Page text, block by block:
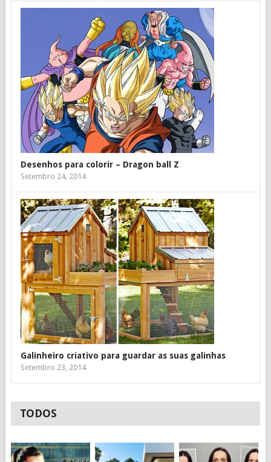
Desenhos para colorir – Dragon ball Z
Setembro 24, 2014
Galinheiro criativo para guardar as suas galinhas
Setembro 23, 2014
TODOS